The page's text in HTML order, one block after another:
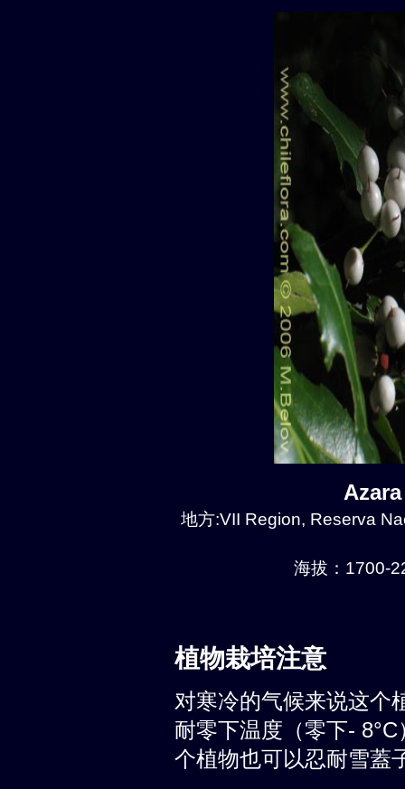
地方:VII Region, Reserva
海拔：1700-
植物栽培注意
对寒冷的气候来说这个
耐零下温度（零下-
个植物也可以忍耐雪蓋